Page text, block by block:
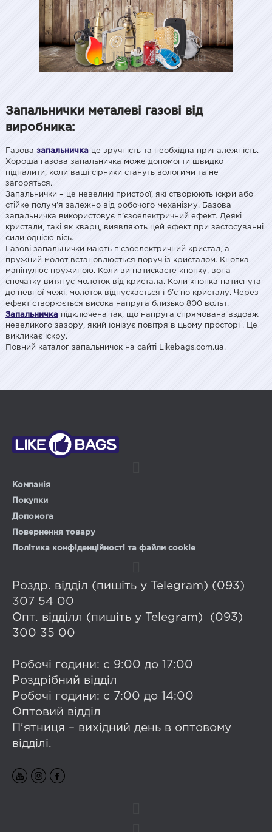
Запальнички металеві газові від
виробника:
Газова запальничка це зручність та необхідна приналежність.
Хороша газова запальничка може допомогти швидко
підпалити, коли ваші сірники стануть вологими та не
загоряться.
Запальнички – це невеликі пристрої, які створюють іскри або
стійке полум'я залежно від робочого механізму. Базова
запальничка використовує п'єзоелектричний ефект. Деякі
кристали, такі як кварц, виявляють цей ефект при застосуванні
сили однією вісь.
Газові запальнички мають п'єзоелектричний кристал, а
пружний молот встановлюється поруч із кристалом. Кнопка
маніпулює пружиною. Коли ви натискаєте кнопку, вона
спочатку витягує молоток від кристала. Коли кнопка натиснута
до певної межі, молоток відпускається і б'є по кристалу. Через
ефект створюється висока напруга близько 800 вольт.
Запальничка підключена так, що напруга спрямована вздовж
невеликого зазору, який іонізує повітря в цьому просторі . Це
викликає іскру.
Повний каталог запальничок на сайті Likebags.com.ua.
Компанія
Покупки
Допомога
Повернення товару
Політика конфіденційності та файли cookie
Роздр. відділ (пишіть у Telegram) (093)
307 54 00
Опт. відділл (пишіть у Telegram) (093)
300 35 00
Робочі години: с 9:00 до 17:00
Роздрібний відділ
Робочі години: с 7:00 до 14:00
Оптовий відділ
П'ятниця – вихідний день в оптовому
відділі.